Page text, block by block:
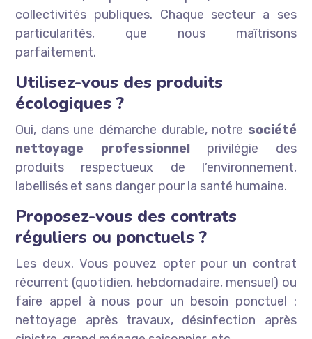
collectivités publiques. Chaque secteur a ses
particularités, que nous maîtrisons
parfaitement.
Utilisez-vous des produits
écologiques ?
Oui, dans une démarche durable, notre société
nettoyage professionnelprivilégie des
produits respectueux de l’environnement,
labellisés et sans danger pour la santé humaine.
Proposez-vous des contrats
réguliers ou ponctuels ?
Les deux. Vous pouvez opter pour un contrat
récurrent (quotidien, hebdomadaire, mensuel) ou
faire appel à nous pour un besoin ponctuel :
nettoyage après travaux, désinfection après